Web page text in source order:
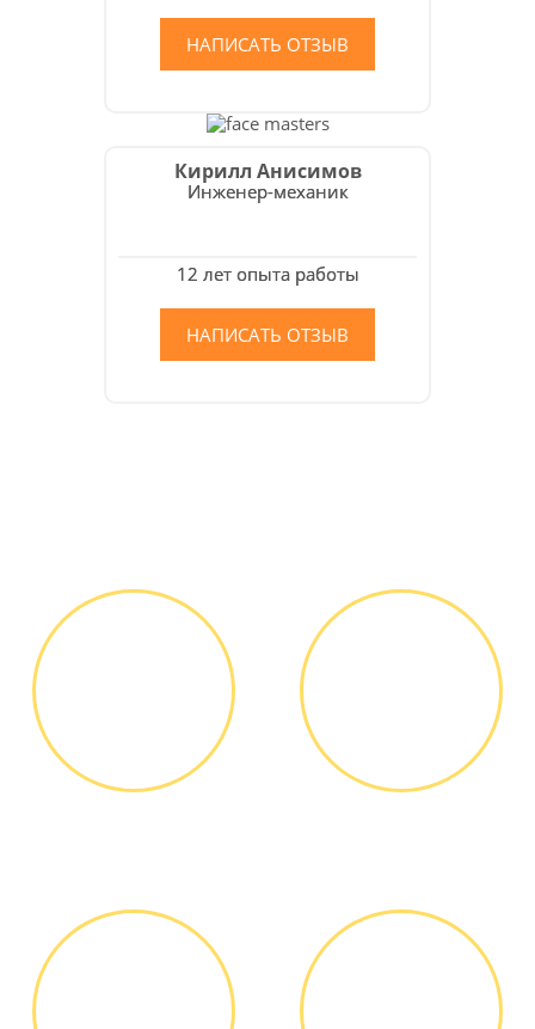
НАПИСАТЬ ОТЗЫВ
Кирилл Анисимов
Инженер-механик
12 лет опыта работы
НАПИСАТЬ ОТЗЫВ